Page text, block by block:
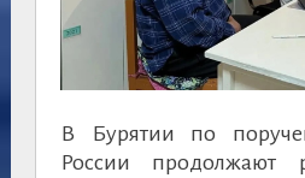
В Бурятии по
России продолжают